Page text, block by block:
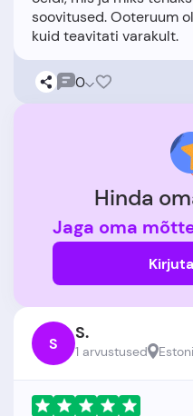
soovitused. Ooteruum
0
Hinda
Jaga oma
S S.
1 arvustused